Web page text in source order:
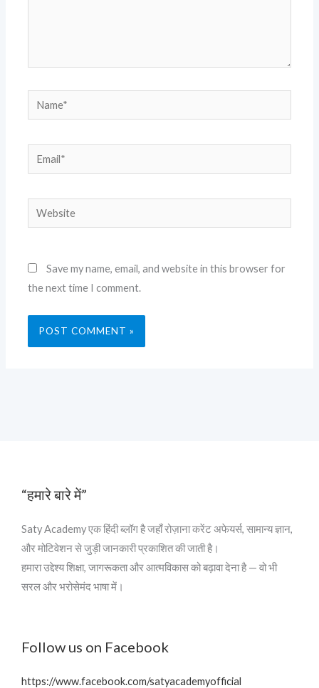
Name*
Email*
Website
Save my name, email, and website in this browser for
the next time I comment.
“हमारे बारे में”
Saty Academy एक हिंदी ब्लॉग है जहाँ रोज़ाना करेंट अफेयर्स, सामान्य ज्ञान,
और मोटिवेशन से जुड़ी जानकारी प्रकाशित की जाती है।
हमारा उद्देश्य शिक्षा, जागरूकता और आत्मविकास को बढ़ावा देना है — वो भी
सरल और भरोसेमंद भाषा में।
Follow us on Facebook
https://www.facebook.com/satyacademyofficial